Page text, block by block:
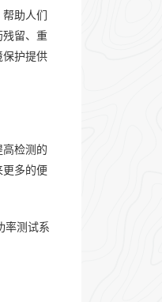
助人们
残留、重
保护提供
检测的
多的便
率测试系